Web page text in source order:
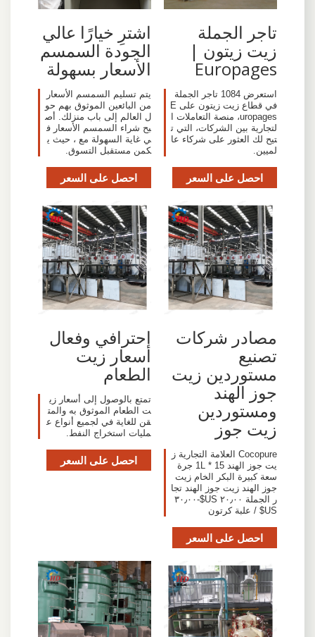
تاجر الجملة
زيت زيتون |
Europages
استعرض 1084 تاجر الجملة
في قطاع زيت زيتون على E
uropages، منصة التعاملات ا
لتجارية بين الشركات، التي ت
تيح لك العثور على شركاء عا
لميين.
احصل على السعر
اشترِ خيارًا عالي
الجودة السمسم
الأسعار بسهولة
يتم تسليم السمسم الأسعار
من البائعين الموثوق بهم حو
ل العالم إلى باب منزلك. أص
بح شراء السمسم الأسعار ف
ي غاية السهولة مع ، حيث ي
كمن مستقبل التسوق.
احصل على السعر
مصادر شركات
تصنيع
مستوردين زيت
جوز الهند
ومستوردين
زيت جوز
Cocopure العلامة التجارية ز
يت جوز الهند 15 * 1L جرة
سعة كبيرة البكر الخام زيت
جوز الهند زيت جوز الهند تجا
ر الجملة ٢٠٫٠٠ US$-٣٠٫٠٠
US$ / علبة كرتون
احصل على السعر
احترافي وفعال
أسعار زيت
الطعام
تمتع بالوصول إلى أسعار زي
ت الطعام الموثوق به والمت
قن للغاية في لجميع أنواع ع
مليات استخراج النفط.
احصل على السعر